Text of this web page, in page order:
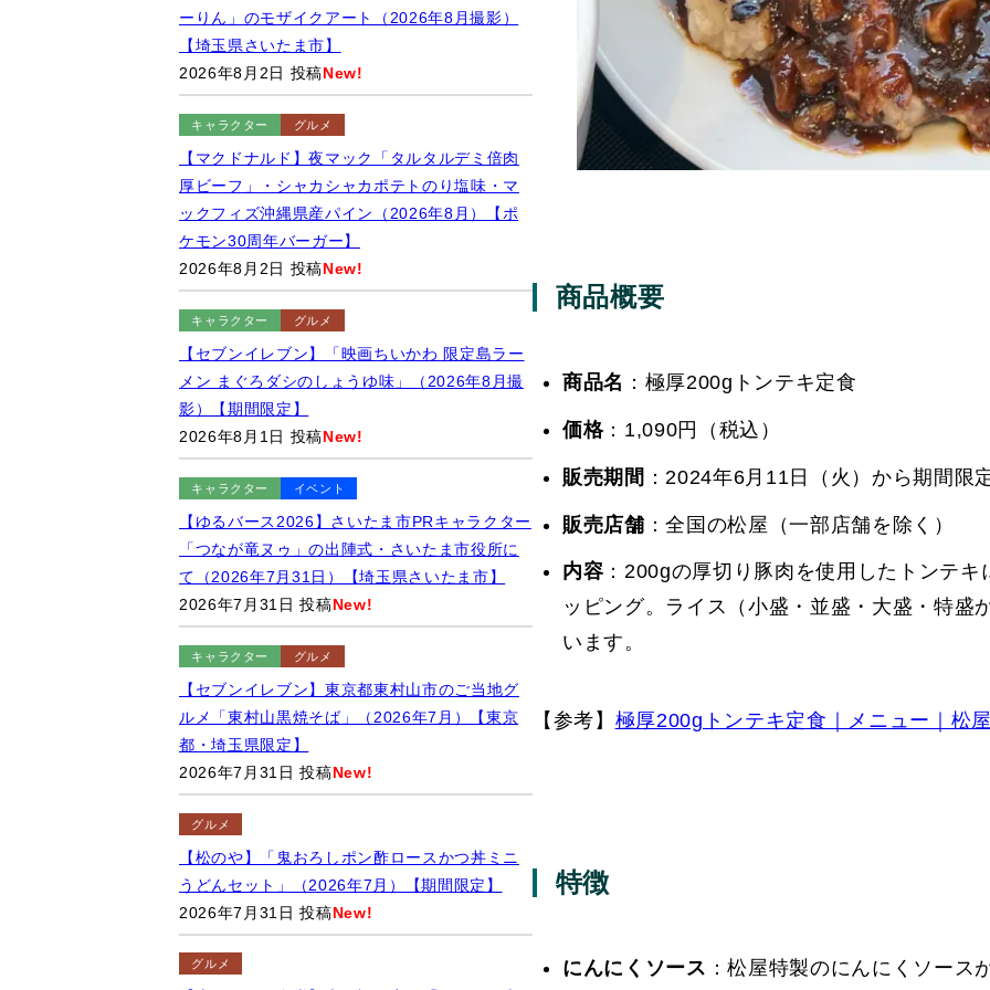
商品概要
商品名 ：​極厚200gトンテキ定食
価格：​1,090円（税込）
販売期間 ：​2024年6月11日（火）から期間限
販売店舗 ：​全国の松屋（一部店舗を除く）
内容 ：​200gの厚切り豚肉を使用したトンテ
ッピング。ライス（小盛・並盛・大盛・特
います。​
【参考】 極厚200gトンテキ定食｜メニュー｜松
特徴
にんにくソース ：​松屋特製のにんにくソー
ーりん」のモザイクアート（2026年8月撮影）
【埼玉県さいたま市】
2026年8月2日 投稿New!
キャラクター グルメ
【マクドナルド】夜マック「タルタルデミ倍肉
厚ビーフ」・シャカシャカポテトのり塩味・マ
ックフィズ沖縄県産パイン（2026年8月）【ポ
ケモン30周年バーガー】
2026年8月2日 投稿New!
キャラクター グルメ
【セブンイレブン】「映画ちいかわ 限定島ラー
メン まぐろダシのしょうゆ味」（2026年8月撮
影）【期間限定】
2026年8月1日 投稿New!
キャラクター イベント
【ゆるバース2026】さいたま市PRキャラクター
「つなが竜ヌゥ」の出陣式・さいたま市役所に
て（2026年7月31日）【埼玉県さいたま市】
2026年7月31日 投稿New!
キャラクター グルメ
【セブンイレブン】東京都東村山市のご当地グ
ルメ「東村山黒焼そば」（2026年7月）【東京
都・埼玉県限定】
2026年7月31日 投稿New!
グルメ
【松のや】「鬼おろしポン酢ロースかつ丼ミニ
うどんセット」（2026年7月）【期間限定】
2026年7月31日 投稿New!
グルメ